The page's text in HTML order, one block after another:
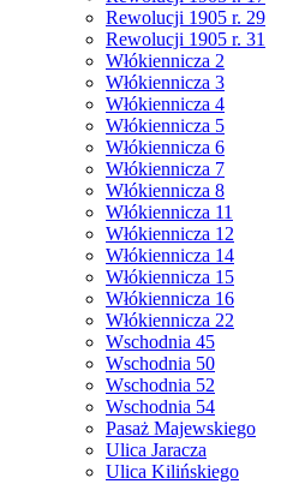
Rewolucji 1905 r. 29
Rewolucji 1905 r. 31
Włókiennicza 2
Włókiennicza 3
Włókiennicza 4
Włókiennicza 5
Włókiennicza 6
Włókiennicza 7
Włókiennicza 8
Włókiennicza 11
Włókiennicza 12
Włókiennicza 14
Włókiennicza 15
Włókiennicza 16
Włókiennicza 22
Wschodnia 45
Wschodnia 50
Wschodnia 52
Wschodnia 54
Pasaż Majewskiego
Ulica Jaracza
Ulica Kilińskiego